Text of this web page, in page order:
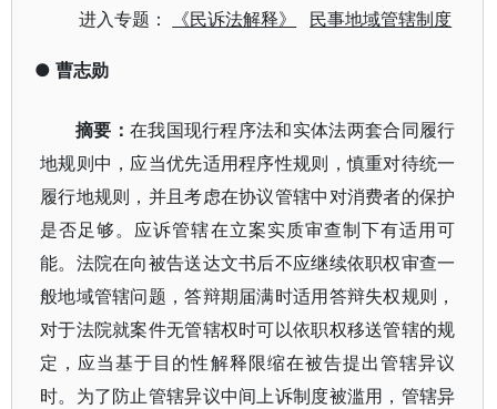
进入专题： 《民诉法解释》 民事地域管辖制度
● 曹志勋
摘要： 在我国现行程序法和实体法两套合同履行
地规则中，应当优先适用程序性规则，慎重对待统一
履行地规则，并且考虑在协议管辖中对消费者的保护
是否足够。应诉管辖在立案实质审查制下有适用可
能。法院在向被告送达文书后不应继续依职权审查一
般地域管辖问题，答辩期届满时适用答辩失权规则，
对于法院就案件无管辖权时可以依职权移送管辖的规
定，应当基于目的性解释限缩在被告提出管辖异议
时。为了防止管辖异议中间上诉制度被滥用，管辖异